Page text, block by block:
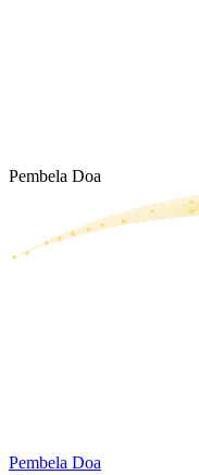
Pembela Doa
Pembela Doa